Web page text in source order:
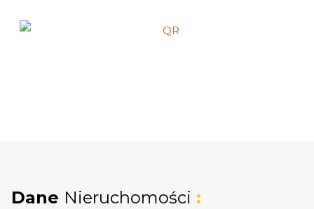
Dane Nieruchomości :